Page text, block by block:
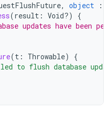
, object :
(result : Void?)
{
updates have been
(t : Throwable)
{
to flush database